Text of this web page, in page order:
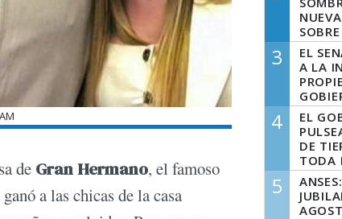
de Gran Hermano, el famoso
a las chicas de la casa
QUE
3
EL
A LA
LA
4
EL
DE
TODA
5